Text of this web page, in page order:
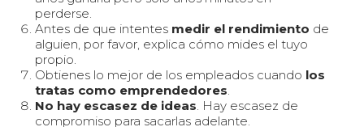
perderse.
Antes de que intentes medir el rendimiento de
alguien, por favor, explica cómo mides el tuyo
propio.
Obtienes lo mejor de los empleados cuando los
tratas como emprendedores.
No hay escasez de ideas. Hay escasez de
compromiso para sacarlas adelante.